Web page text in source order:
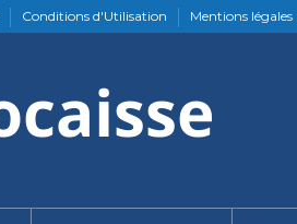
Conditions d'Utilisation Mentions légales